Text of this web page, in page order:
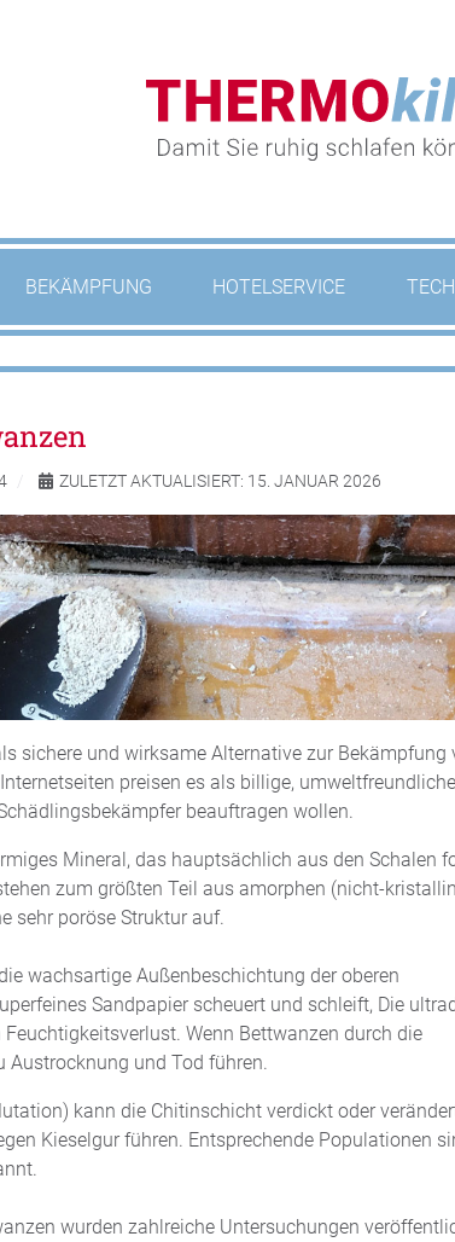
BEKÄMPFUNG HOTELSERVICE
ZULETZT AKTUALISIERT: 15. JANUAR 2026
sichere und wirksame Alternative zur Bekämpfung
preisen es als billige, umweltfreundliche
beauftragen wollen.
Mineral, das hauptsächlich aus den Schalen
zum größten Teil aus amorphen (nicht-
sehr poröse Struktur auf.
wachsartige Außenbeschichtung der oberen
Sandpapier scheuert und schleift, Die
Wenn Bettwanzen durch die
Austrocknung und Tod führen.
kann die Chitinschicht verdickt oder
Kieselgur führen. Entsprechende Populationen
wurden zahlreiche Untersuchungen